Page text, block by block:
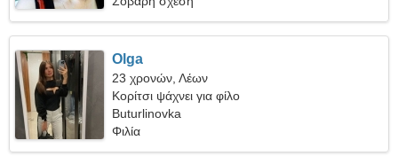
Olga
23 χρονών, Λέων
Κορίτσι ψάχνει για φίλο
Buturlinovka
Φιλία